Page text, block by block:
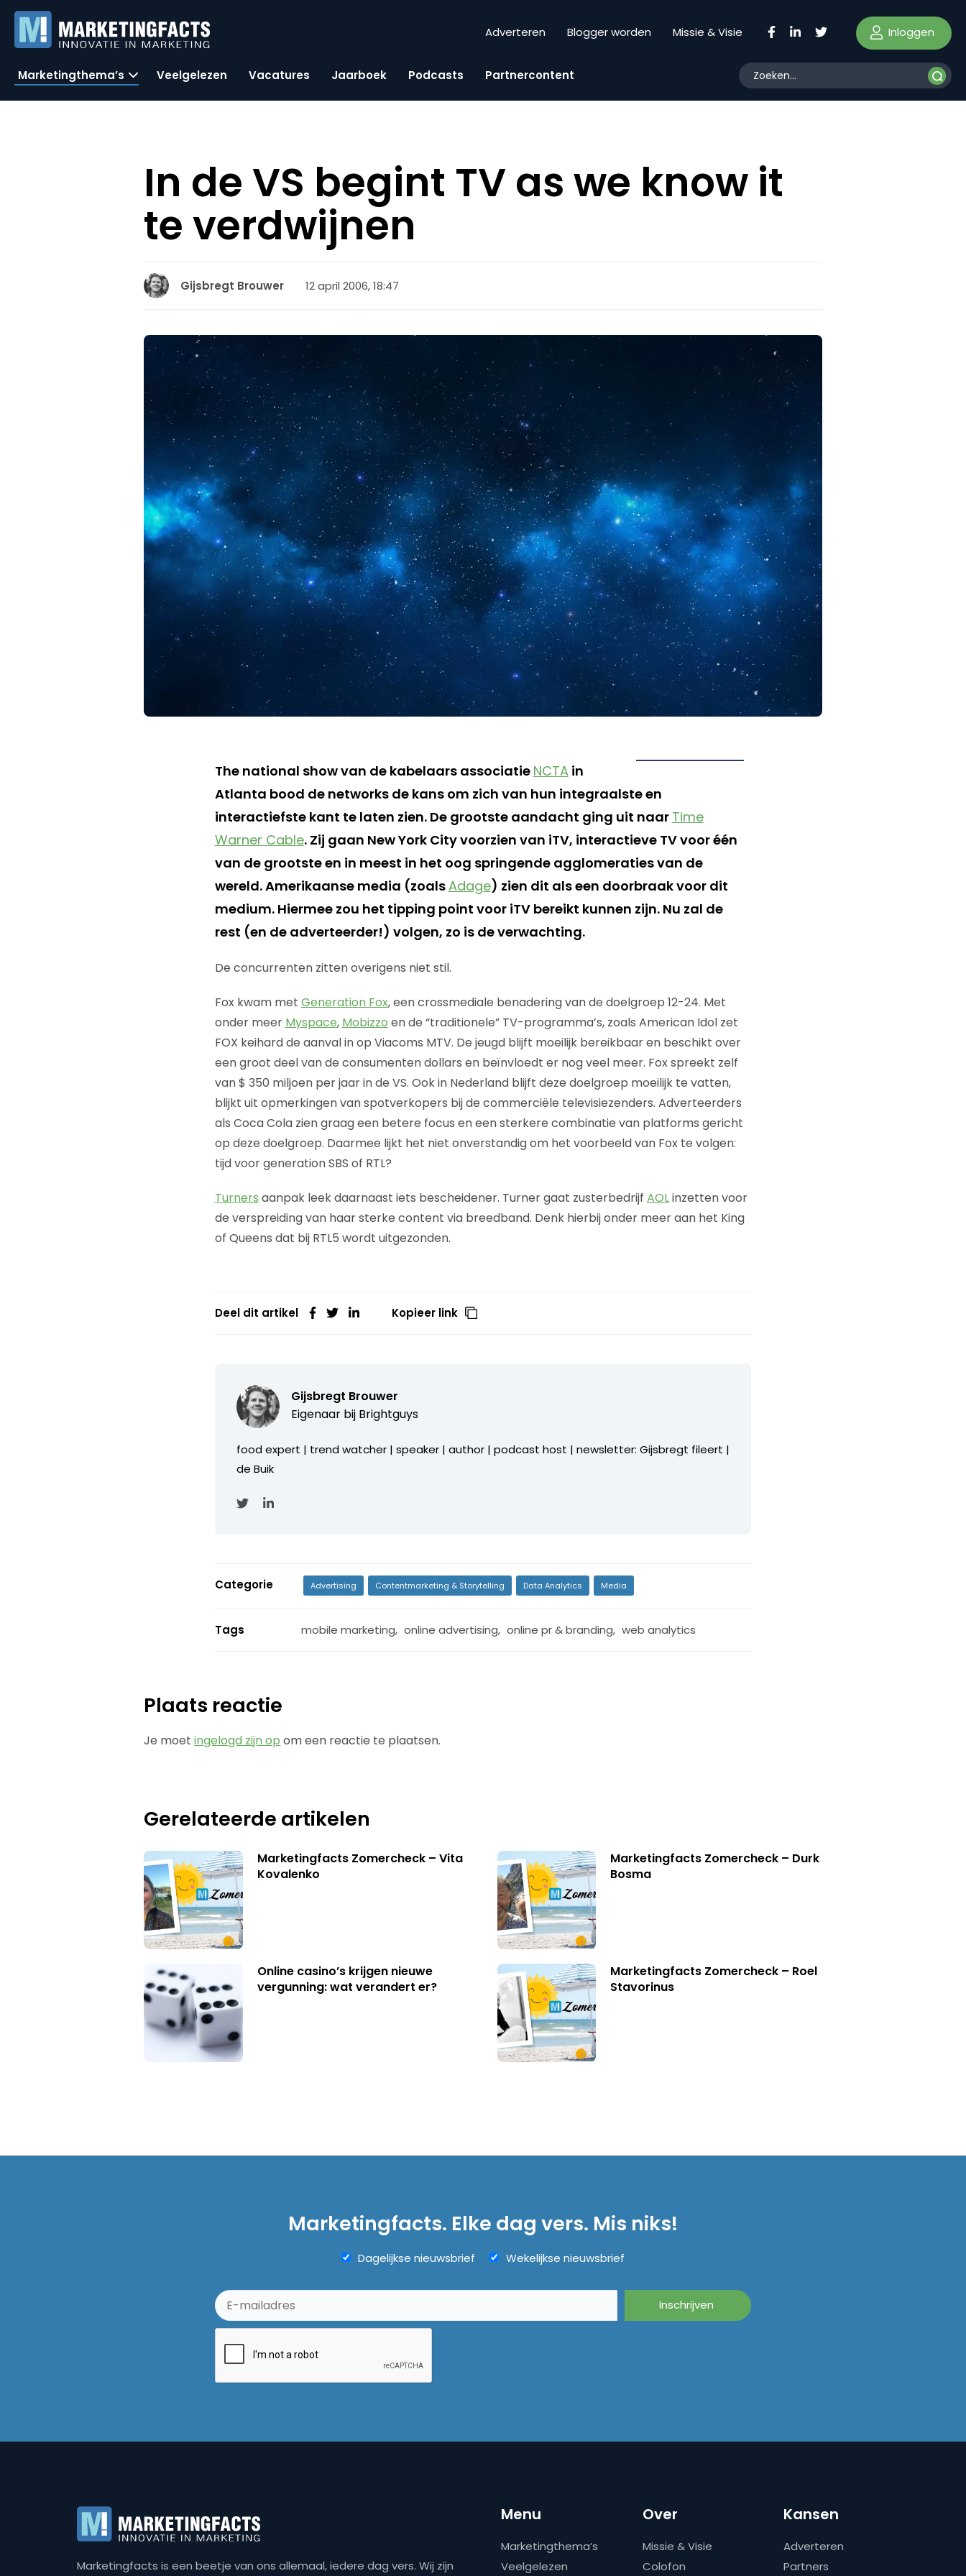
Adverteren Blogger worden Missie & Visie Inloggen
Marketingthema’s Veelgelezen Vacatures Jaarboek Podcasts Partnercontent
In de VS begint TV as we know it
te verdwijnen
Gijsbregt Brouwer 12 april 2006, 18:47
The national show van de kabelaars associatie NCTAin
Atlanta bood de networks de kans om zich van hun integraalste en
interactiefste kant te laten zien. De grootste aandacht ging uit naar Time
Warner Cable. Zij gaan New York City voorzien van iTV, interactieve TV voor één
van de grootste en in meest in het oog springende agglomeraties van de
wereld. Amerikaanse media (zoalsAdage) zien dit als een doorbraak voor dit
medium. Hiermee zou het tipping point voor iTV bereikt kunnen zijn. Nu zal de
rest (en de adverteerder!) volgen, zo is de verwachting.
De concurrenten zitten overigens niet stil.
Fox kwam met Generation Fox, een crossmediale benadering van de doelgroep 12-24. Met
onder meer Myspace, Mobizzo en de “traditionele” TV-programma’s, zoals American Idol zet
FOX keihard de aanval in op Viacoms MTV. De jeugd blijft moeilijk bereikbaar en beschikt over
een groot deel van de consumenten dollars en beïnvloedt er nog veel meer. Fox spreekt zelf
van $ 350 miljoen per jaar in de VS. Ook in Nederland blijft deze doelgroep moeilijk te vatten,
blijkt uit opmerkingen van spotverkopers bij de commerciële televisiezenders. Adverteerders
als Coca Cola zien graag een betere focus en een sterkere combinatie van platforms gericht
op deze doelgroep. Daarmee lijkt het niet onverstandig om het voorbeeld van Fox te volgen:
tijd voor generation SBS of RTL?
Turners aanpak leek daarnaast iets bescheidener. Turner gaat zusterbedrijf AOLinzetten voor
de verspreiding van haar sterke content via breedband. Denk hierbij onder meer aan het King
of Queens dat bij RTL5 wordt uitgezonden.
Deel dit artikel Kopieer link
Gijsbregt Brouwer
Eigenaar bij Brightguys
food expert | trend watcher | speaker | author | podcast host | newsletter: Gijsbregt fileert |
de Buik
Categorie Advertising Contentmarketing & Storytelling Data Analytics Media
Tags mobile marketing, online advertising, online pr & branding, web analytics
Plaats reactie
Je moetingelogd zijn op om een reactie te plaatsen.
Gerelateerde artikelen
Marketingfacts Zomercheck – Vita
Kovalenko
Marketingfacts Zomercheck – Durk
Bosma
Online casino’s krijgen nieuwe
vergunning: wat verandert er?
Marketingfacts Zomercheck – Roel
Stavorinus
Marketingfacts. Elke dag vers. Mis niks!
Dagelijkse nieuwsbrief Wekelijkse nieuwsbrief
Marketingfacts is een beetje van ons allemaal, iedere dag vers. Wij zijn
Menu
Marketingthema’s
Veelgelezen
Over
Missie & Visie
Colofon
Kansen
Adverteren
Partners